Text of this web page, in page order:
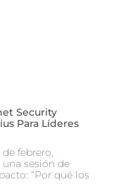
Security
Para Líderes
febrero,
una sesión de
“Por qué los